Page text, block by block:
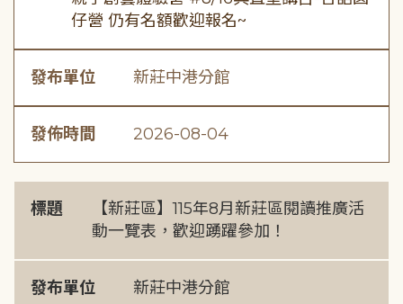
仔營 仍有名額歡迎報名~
發布單位 新莊中港分館
發佈時間 2026-08-04
標題
【新莊區】115年8月新莊區閱讀推廣活
動一覽表，歡迎踴躍參加！
發布單位 新莊中港分館